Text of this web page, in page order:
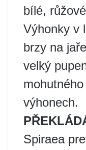
bílé,
Výhonky v
brzy na
velký
výhonech.
Spiraea